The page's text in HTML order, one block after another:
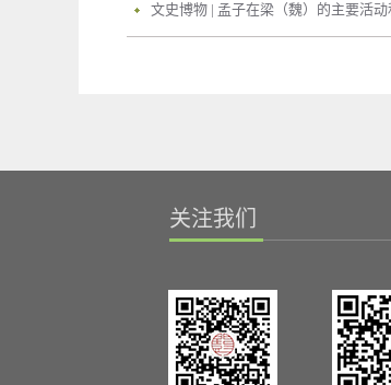
文史博物 | 孟子在梁（魏）的主要活
关注我们